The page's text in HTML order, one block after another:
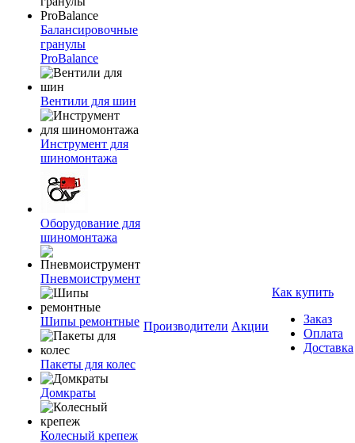
Балансировочные
гранулы
ProBalance
Вентили для шин
Инструмент для
шиномонтажа
Оборудование для
шиномонтажа
Пневмоиструмент
Шипы ремонтные
Пакеты для колес
Домкраты
Колесный крепеж
Производители Акции
Как купить
Заказ
Оплата
Доставка